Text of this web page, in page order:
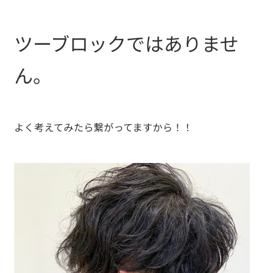
ツーブロックではありませ
ん。
よく考えてみたら繋がってますから！！